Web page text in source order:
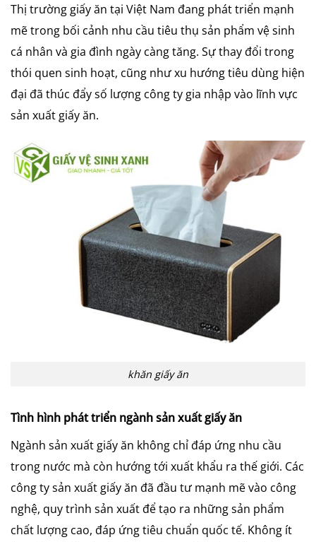
Thị trường giấy ăn tại Việt Nam đang phát triển mạnh
mẽ trong bối cảnh nhu cầu tiêu thụ sản phẩm vệ sinh
cá nhân và gia đình ngày càng tăng. Sự thay đổi trong
thói quen sinh hoạt, cũng như xu hướng tiêu dùng hiện
đại đã thúc đẩy số lượng công ty gia nhập vào lĩnh vực
sản xuất giấy ăn.
khăn giấy ăn
Tình hình phát triển ngành sản xuất giấy ăn
Ngành sản xuất giấy ăn không chỉ đáp ứng nhu cầu
trong nước mà còn hướng tới xuất khẩu ra thế giới. Các
công ty sản xuất giấy ăn đã đầu tư mạnh mẽ vào công
nghệ, quy trình sản xuất để tạo ra những sản phẩm
chất lượng cao, đáp ứng tiêu chuẩn quốc tế. Không ít